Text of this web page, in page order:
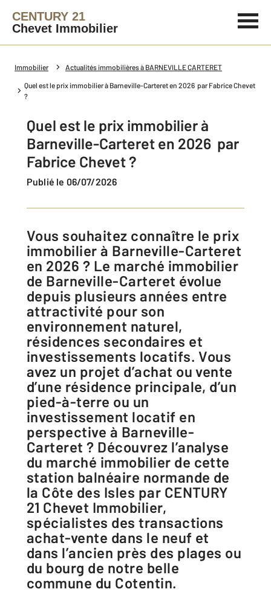
CENTURY 21
Chevet Immobilier
Immobilier Actualités immobilières à BARNEVILLE CARTERET
Quel est le prix immobilier à Barneville-Carteret en 2026 par Fabrice Chevet
?
Quel est le prix immobilier à
Barneville-Carteret en 2026 par
Fabrice Chevet ?
Publié le 06/07/2026
Vous souhaitez connaître le prix
immobilier à Barneville-Carteret
en 2026 ? Le marché immobilier
de Barneville-Carteret évolue
depuis plusieurs années entre
attractivité pour son
environnement naturel,
résidences secondaires et
investissements locatifs. Vous
avez un projet d’achat ou vente
d’une résidence principale, d’un
pied-à-terre ou un
investissement locatif en
perspective à Barneville-
Carteret ? Découvrez l’analyse
du marché immobilier de cette
station balnéaire normande de
la Côte des Isles par CENTURY
21 Chevet Immobilier,
spécialistes des transactions
achat-vente dans le neuf et
dans l’ancien près des plages ou
du bourg de notre belle
commune du Cotentin.